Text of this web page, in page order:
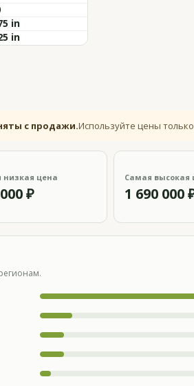
in
in
с продажи.Используйте цены
низкая цена
₽
Самая высокая
1 690 000